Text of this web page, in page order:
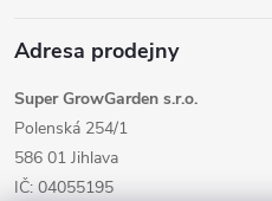
Adresa prodejny
Super GrowGarden s.r.o.
Polenská 254/1
586 01 Jihlava
IČ: 04055195